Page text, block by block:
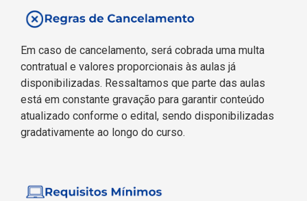
Em caso de cancelamento, será cobrada uma multa
contratual e valores proporcionais às aulas já
disponibilizadas. Ressaltamos que parte das aulas
está em constante gravação para garantir conteúdo
atualizado conforme o edital, sendo disponibilizadas
gradativamente ao longo do curso.